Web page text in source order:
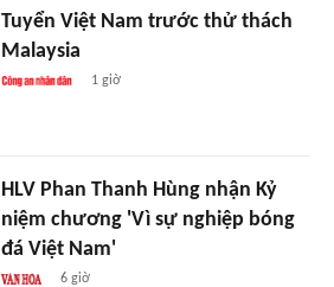
Tuyển Việt Nam trước thử thách
Malaysia
1 giờ
HLV Phan Thanh Hùng nhận Kỷ
niệm chương 'Vì sự nghiệp bóng
đá Việt Nam'
6 giờ